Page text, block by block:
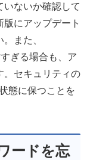
いないか確認して
にアップデート
また、
ぎる場合も、ア
。セキュリティの
態に保つことを
ードを忘